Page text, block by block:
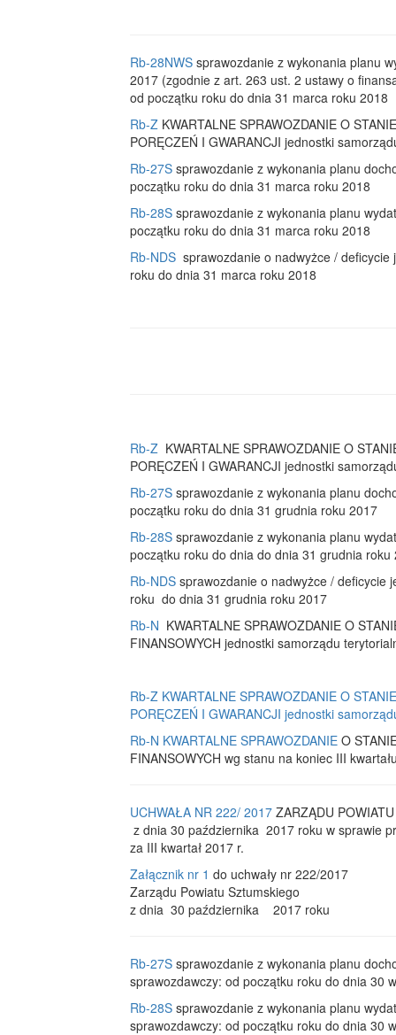
Rb-28NWS sprawozdanie z wykonania planu
2017 (zgodnie z art. 263 ust. 2 ustawy o
od początku roku do dnia 31 marca roku 2018
Rb-Z KWARTALNE SPRAWOZDANIE O
PORĘCZEŃ I GWARANCJI jednostki
Rb-27S sprawozdanie z wykonania planu
początku roku do dnia 31 marca roku 2018
Rb-28S sprawozdanie z wykonania planu
początku roku do dnia 31 marca roku 2018
Rb-NDS sprawozdanie o nadwyżce /
roku do dnia 31 marca roku 2018
Rb-Z KWARTALNE SPRAWOZDANIE O
PORĘCZEŃ I GWARANCJI jednostki
Rb-27S sprawozdanie z wykonania planu
początku roku do dnia 31 grudnia roku 2017
Rb-28S sprawozdanie z wykonania planu
początku roku do dnia do dnia 31 grudnia roku
Rb-NDS sprawozdanie o nadwyżce / deficycie
roku do dnia 31 grudnia roku 2017
Rb-N KWARTALNE SPRAWOZDANIE O
FINANSOWYCH jednostki samorządu
Rb-Z KWARTALNE SPRAWOZDANIE O
PORĘCZEŃ I GWARANCJI jednostki
Rb-N KWARTALNE SPRAWOZDANIE O
FINANSOWYCH wg stanu na koniec III
UCHWAŁA NR 222/ 2017 ZARZĄDU
z dnia 30 października 2017 roku w sprawie
za III kwartał 2017 r.
Załącznik nr 1 do uchwały nr 222/2017
Zarządu Powiatu Sztumskiego
z dnia 30 października 2017 roku
Rb-27S sprawozdanie z wykonania planu
sprawozdawczy: od początku roku do dnia 30
Rb-28S sprawozdanie z wykonania planu
sprawozdawczy: od początku roku do dnia 30